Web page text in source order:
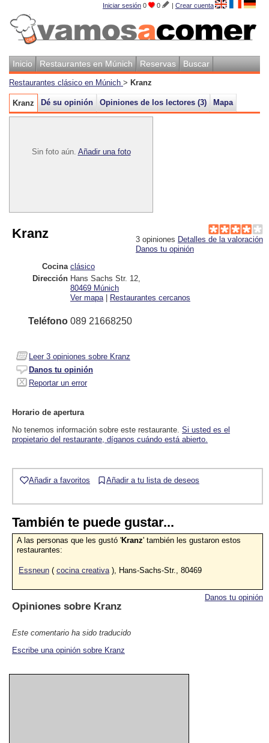
Iniciar sesión 0 0 | Crear cuenta
Inicio Restaurantes en Múnich Reservas Buscar
Restaurantes clásico en Múnich > Kranz
Kranz Dé su opinión Opiniones de los lectores (3) Mapa
Sin foto aún. Añadir una foto
3 opiniones Detalles de la valoración
Danos tu opinión
Kranz
Cocina clásico
Dirección Hans Sachs Str. 12
80469 Múnich
Ver mapa | Restaurantes cercanos
Teléfono 089 21668250
Leer 3 opiniones sobre Kranz
Danos tu opinión
Reportar un error
Horario de apertura
No tenemos información sobre este restaurante. Si usted es el
propietario del restaurante, díganos cuándo está abierto.
Añadir a favoritos Añadir a tu lista de deseos
También te puede gustar...
A las personas que les gustó 'Kranz' también les gustaron estos
restaurantes:
Essneun ( cocina creativa), Hans-Sachs-Str., 80469
Danos tu opinión
Opiniones sobre Kranz
Este comentario ha sido traducido
Escribe una opinión sobre Kranz